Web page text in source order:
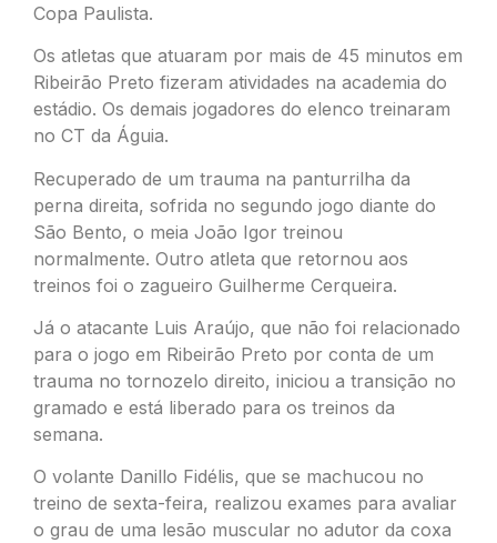
Copa Paulista.
Os atletas que atuaram por mais de 45 minutos em
Ribeirão Preto fizeram atividades na academia do
estádio. Os demais jogadores do elenco treinaram
no CT da Águia.
Recuperado de um trauma na panturrilha da
perna direita, sofrida no segundo jogo diante do
São Bento, o meia João Igor treinou
normalmente. Outro atleta que retornou aos
treinos foi o zagueiro Guilherme Cerqueira.
Já o atacante Luis Araújo, que não foi relacionado
para o jogo em Ribeirão Preto por conta de um
trauma no tornozelo direito, iniciou a transição no
gramado e está liberado para os treinos da
semana.
O volante Danillo Fidélis, que se machucou no
treino de sexta-feira, realizou exames para avaliar
o grau de uma lesão muscular no adutor da coxa